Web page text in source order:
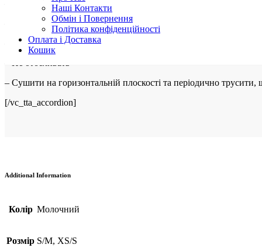
Наші Контакти
Обмін і Повернення
Політика конфіденційності
Оплата і Доставка
Кошик
– прати тільки за інструкцією
– Делікатне прання при температурі води 30°C зі спеціальними
– Химчистка
– Не отбеливать
– Сушити на горизонтальній плоскості та періодично
[/vc_tta_accordion]
Additional Information
Колір Молочний
Розмір S/M, XS/S